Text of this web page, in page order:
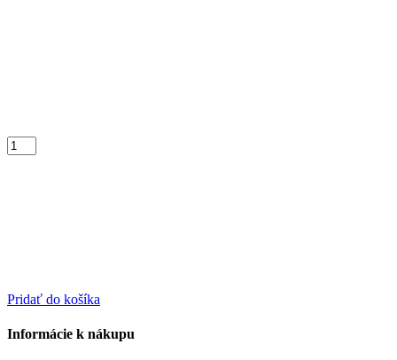
Pridať do košíka
Informácie k nákupu